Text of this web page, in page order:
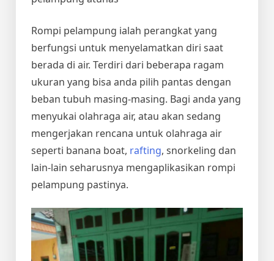
Rompi pelampung ialah perangkat yang
berfungsi untuk menyelamatkan diri saat
berada di air. Terdiri dari beberapa ragam
ukuran yang bisa anda pilih pantas dengan
beban tubuh masing-masing. Bagi anda yang
menyukai olahraga air, atau akan sedang
mengerjakan rencana untuk olahraga air
seperti banana boat, rafting, snorkeling dan
lain-lain seharusnya mengaplikasikan rompi
pelampung pastinya.